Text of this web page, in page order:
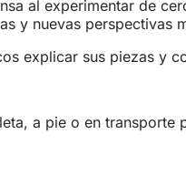
al experimentar de
y nuevas perspectivas
explicar sus piezas y
a pie o en